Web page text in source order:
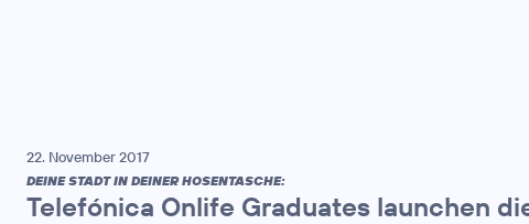
22. November 2017
DEINE STADT IN DEINER HOSENTASCHE:
Telefónica Onlife Graduates launchen